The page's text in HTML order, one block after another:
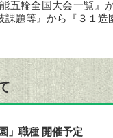
五輪全国大会一覧』
題等』から『３１造
」職種 開催予定